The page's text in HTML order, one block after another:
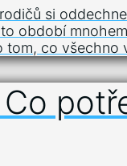
si
období
tom, co